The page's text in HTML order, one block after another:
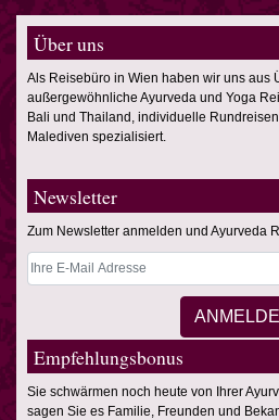
Über uns
Als Reisebüro in Wien haben wir uns aus
außergewöhnliche Ayurveda und Yoga
Bali und Thailand, individuelle
Malediven spezialisiert.
Newsletter
Zum Newsletter anmelden und Ayurveda
Empfehlungsbonus
Sie schwärmen noch heute von Ihrer
sagen Sie es Familie, Freunden und